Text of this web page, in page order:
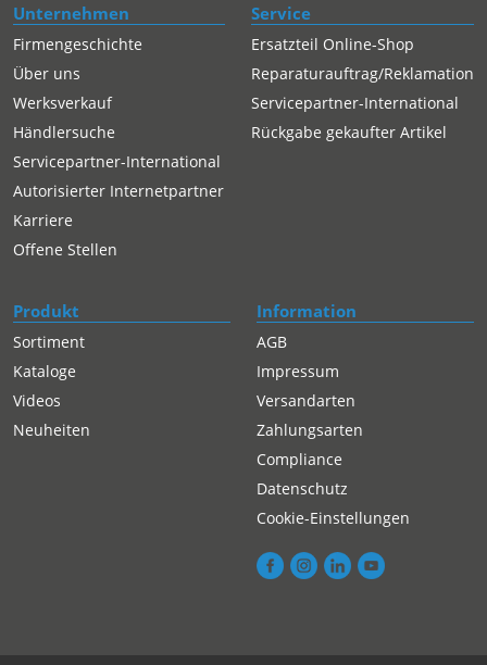
Unternehmen
Firmengeschichte
Über uns
Werksverkauf
Händlersuche
Servicepartner-International
Autorisierter Internetpartner
Karriere
Offene Stellen
Service
Ersatzteil Online-Shop
Reparaturauftrag/Reklamation
Servicepartner-International
Rückgabe gekaufter Artikel
Produkt
Sortiment
Kataloge
Videos
Neuheiten
Information
AGB
Impressum
Versandarten
Zahlungsarten
Compliance
Datenschutz
Cookie-Einstellungen